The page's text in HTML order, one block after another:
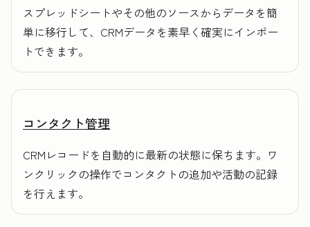
スプレッドシートやその他のソースからデータを簡
単に移行して、CRMデータを素早く確実にインポー
トできます。
コンタクト管理
CRMレコードを自動的に最新の状態に保ちます。ワ
ンクリックの操作でコンタクトの追加や活動の記録
を行えます。